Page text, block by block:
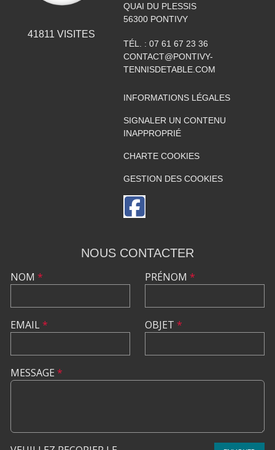
41811 VISITES
QUAI DU PLESSIS
56300 PONTIVY
TÉL. : 07 61 67 23 36
CONTACT@PONTIVY-
TENNISDETABLE.COM
INFORMATIONS LÉGALES
SIGNALER UN CONTENU
INAPPROPRIÉ
CHARTE COOKIES
GESTION DES COOKIES
NOUS CONTACTER
NOM *
EMAIL*
PRÉNOM *
OBJET *
MESSAGE *